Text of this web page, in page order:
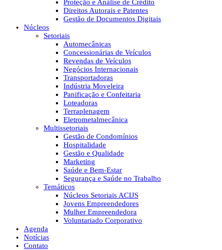
Proteção e Análise de Crédito
Direitos Autorais e Patentes
Gestão de Documentos Digitais
Núcleos
Setoriais
Automecânicas
Concessionárias de Veículos
Revendas de Veículos
Negócios Internacionais
Transportadoras
Indústria Moveleira
Panificação e Confeitaria
Loteadoras
Terraplenagem
Eletrometalmecânica
Multissetoriais
Gestão de Condomínios
Hospitalidade
Gestão e Qualidade
Marketing
Saúde e Bem-Estar
Segurança e Saúde no Trabalho
Temáticos
Núcleos Setoriais ACIJS
Jovens Empreendedores
Mulher Empreendedora
Voluntariado Corporativo
Agenda
Notícias
Contato